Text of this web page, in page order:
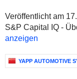
Veröffentlicht am
S&P Capital IQ -
anzeigen
YAPP AUTOMOTIVE